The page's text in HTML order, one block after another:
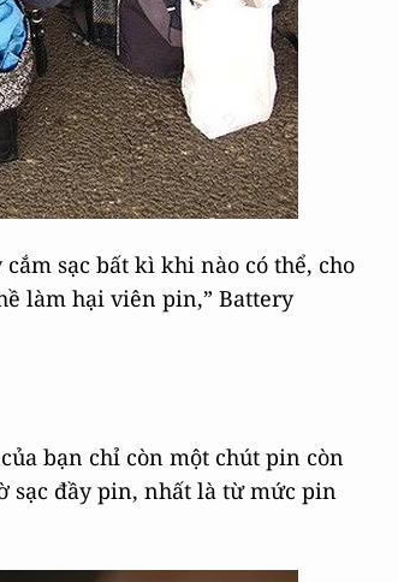
sạc bất kì khi nào có thể, cho
làm hại viên pin,” Battery
bạn chỉ còn một chút pin còn
đầy pin, nhất là từ mức pin